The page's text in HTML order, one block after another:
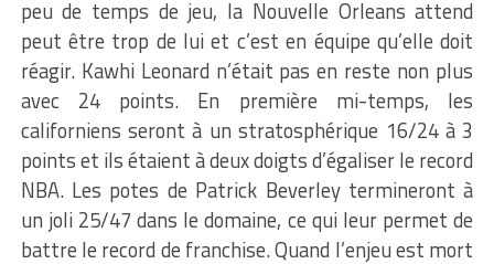
peu de temps de jeu, la Nouvelle Orleans attend
peut être trop de lui et c’est en équipe qu’elle doit
réagir. Kawhi Leonard n’était pas en reste non plus
avec 24 points. En première mi-temps, les
californiens seront à un stratosphérique 16/24 à 3
points et ils étaient à deux doigts d’égaliser le record
NBA. Les potes de Patrick Beverley termineront à
un joli 25/47 dans le domaine, ce qui leur permet de
battre le record de franchise. Quand l’enjeu est mort